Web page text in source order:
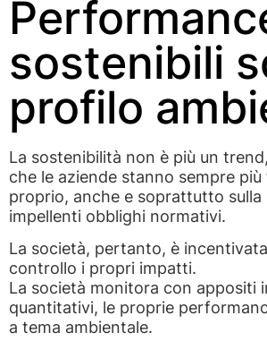
sostenibili
profilo
La sostenibilità non è più un
che le aziende stanno sempre
proprio, anche e soprattutto sulla
impellenti obblighi normativi.
La società, pertanto, è
controllo i propri impatti.
La società monitora con appositi
quantitativi, le proprie
a tema ambientale.